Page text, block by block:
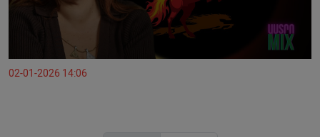
02-01-2026 14:06